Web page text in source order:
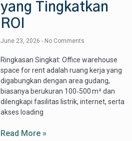
yang Tingkatkan
ROI
June 23, 2026 No Comments
Ringkasan Singkat: Office warehouse
space for rent adalah ruang kerja yang
digabungkan dengan area gudang,
biasanya berukuran 100‑500 m² dan
dilengkapi fasilitas listrik, internet, serta
akses loading
Read More »